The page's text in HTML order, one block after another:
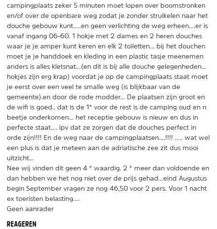
campingplaats zeker 5 minuten moet lopen over boomstronken
en/of over de openbare weg zodat je zonder struikelen naar het
douche gebouw kunt…..en geen verlichting de weg erheen….er is
vanaf ingang 06-60. 1 hokje met 2 dames en 2 heren douches
waar je je amper kunt keren en elk 2 toiletten… bij het douchen
moet je je handdoek en kleding in een plastic tasje meenemen
anders is alles kletsnat…(en dit is bij alle douche gelegenheden…
hokjes zijn erg krap) voordat je op de campingplaats staat moet
je eerst over een veel te smalle weg (is blijkbaar van de
gemeente).en door de rode modder… De plaatsen zijn groot en
de wifi is goed.. dat is de 1* voor de rest is de camping oud en n
beetje onderkomen… het receptie gebouw is nieuw en dus in
perfecte staat…. ipv dat ze zorgen dat de douches perfect in
orde zijn!!!! En de weg naar de campingplaatsen….!!!! ….. wat wel
een plus is dat je meteen aan de adriatische zee zit dus mooi
uitzicht…
Nee wij vinden dit geen 4 * waardig. 2 * meer dan voldoende en
dan hebben we het nog niet over de prijs gehad…eind Augustus
begin September vragen ze nog 46,50 voor 2 pers. Voor 1 nacht
ex toeristen belasting….
Geen aanrader
REAGEREN